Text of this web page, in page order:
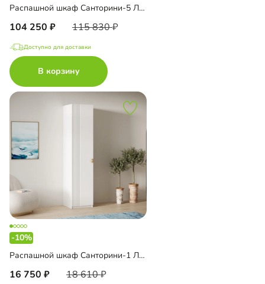
Распашной шкаф Санторини-5 Лайф с антресолью
104 250 115 830
Доступно для доставки
В корзину
-10%
Распашной шкаф Санторини-1 Лайф
16 750 18 610